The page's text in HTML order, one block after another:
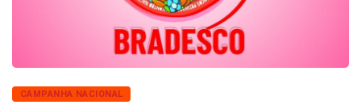
CAMPANHA NACIONAL